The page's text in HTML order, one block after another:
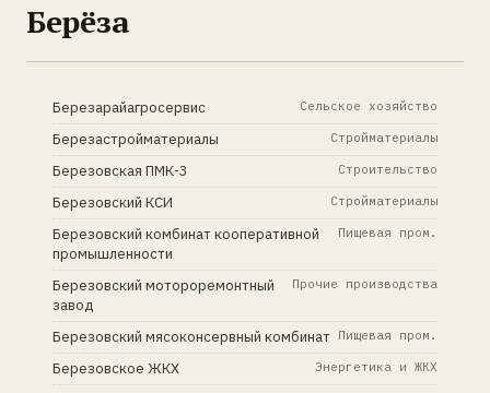
Берёза
Березарайагросервис Сельское хозяйство
Березастройматериалы Стройматериалы
Березовская ПМК-3 Строительство
Березовский КСИ Стройматериалы
Березовский комбинат кооперативной
промышленности
Пищевая пром.
Березовский мотороремонтный
завод
Прочие производства
Березовский мясоконсервный комбинат Пищевая пром.
Березовское ЖКХ Энергетика и ЖКХ